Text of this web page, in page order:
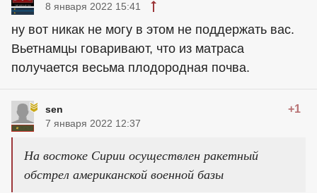
8 января 2022 15:41
ну вот никак не могу в этом не поддержать вас.
Вьетнамцы говаривают, что из матраса
получается весьма плодородная почва.
sen +1
7 января 2022 12:37
На востоке Сирии осуществлен ракетный
обстрел американской военной базы